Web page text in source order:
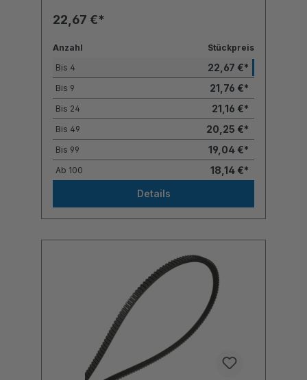
22,67 €*
Anzahl
Stückpreis
Bis 4 22,67 €*
Bis 9 21,76 €*
Bis 24 21,16 €*
Bis 49 20,25 €*
Bis 99 19,04 €*
Ab 100
18,14 €*
Details